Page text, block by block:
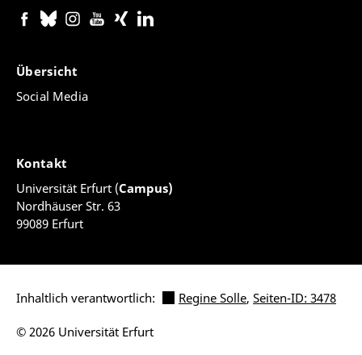
Übersicht
Social Media
Kontakt
Universität Erfurt (Campus)
Nordhäuser Str. 63
99089 Erfurt
Inhaltlich verantwortlich: Regine Solle, Seiten-ID: 3478
© 2026 Universität Erfurt